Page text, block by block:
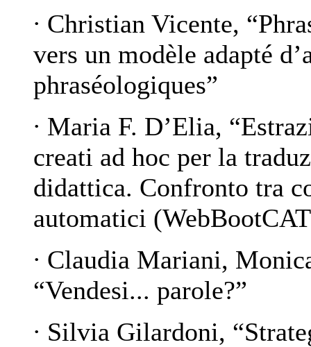
∙ Christian Vicente, “
vers un modèle adapté
phraséologiques”
∙ Maria F. D’Elia, “
creati ad hoc per la
didattica. Confronto tra
automatici
∙ Claudia Mariani,
“Vendesi... parole?”
∙ Silvia Gilardoni, “